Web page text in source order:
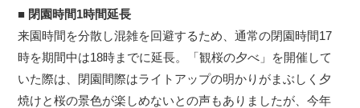
■ 閉園時間1時間延長
来園時間を分散し混雑を回避するため、通常の閉園時間17
時を期間中は18時までに延長。「観桜の夕べ」を開催して
いた際は、閉園間際はライトアップの明かりがまぶしく夕
焼けと桜の景色が楽しめないとの声もありましたが、今年